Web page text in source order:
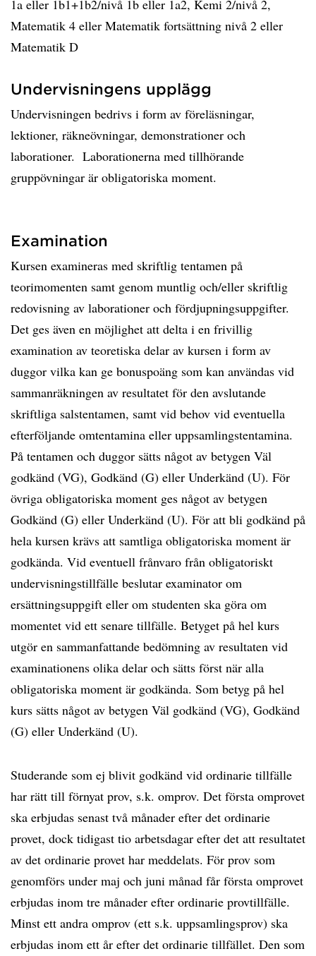
1a eller 1b1+1b2/nivå 1b eller 1a2, Kemi 2/nivå 2,
Matematik 4 eller Matematik fortsättning nivå 2 eller
Matematik D
Undervisningens upplägg
Undervisningen bedrivs i form av föreläsningar,
lektioner, räkneövningar, demonstrationer och
laborationer. Laborationerna med tillhörande
gruppövningar är obligatoriska moment.
Examination
Kursen examineras med skriftlig tentamen på
teorimomenten samt genom muntlig och/eller skriftlig
redovisning av laborationer och fördjupningsuppgifter.
Det ges även en möjlighet att delta i en frivillig
examination av teoretiska delar av kursen i form av
duggor vilka kan ge bonuspoäng som kan användas vid
sammanräkningen av resultatet för den avslutande
skriftliga salstentamen, samt vid behov vid eventuella
efterföljande omtentamina eller uppsamlingstentamina.
På tentamen och duggor sätts något av betygen Väl
godkänd (VG), Godkänd (G) eller Underkänd (U). För
övriga obligatoriska moment ges något av betygen
Godkänd (G) eller Underkänd (U). För att bli godkänd på
hela kursen krävs att samtliga obligatoriska moment är
godkända. Vid eventuell frånvaro från obligatoriskt
undervisningstillfälle beslutar examinator om
ersättningsuppgift eller om studenten ska göra om
momentet vid ett senare tillfälle. Betyget på hel kurs
utgör en sammanfattande bedömning av resultaten vid
examinationens olika delar och sätts först när alla
obligatoriska moment är godkända. Som betyg på hel
kurs sätts något av betygen Väl godkänd (VG), Godkänd
(G) eller Underkänd (U).
Studerande som ej blivit godkänd vid ordinarie tillfälle
har rätt till förnyat prov, s.k. omprov. Det första omprovet
ska erbjudas senast två månader efter det ordinarie
provet, dock tidigast tio arbetsdagar efter det att resultatet
av det ordinarie provet har meddelats. För prov som
genomförs under maj och juni månad får första omprovet
erbjudas inom tre månader efter ordinarie provtillfälle.
Minst ett andra omprov (ett s.k. uppsamlingsprov) ska
erbjudas inom ett år efter det ordinarie tillfället. Den som